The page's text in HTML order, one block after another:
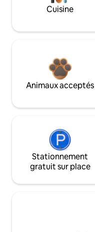
Cuisine
Animaux acceptés
Stationnement
gratuit sur place